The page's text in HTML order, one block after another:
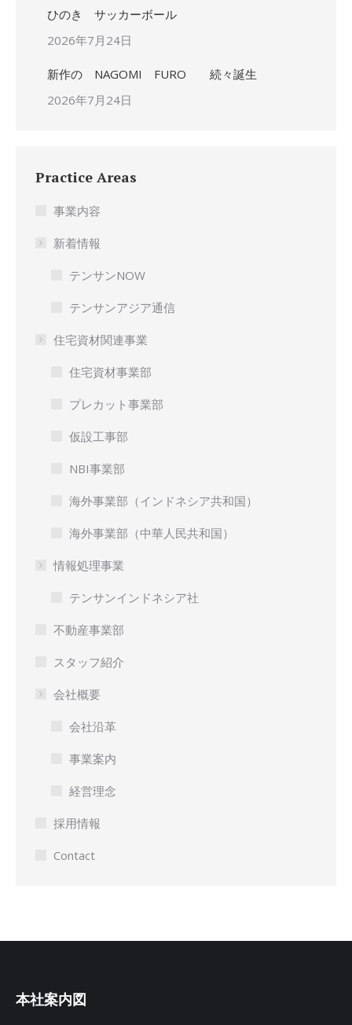
ひのき サッカーボール
2026年7月24日
新作の NAGOMI FURO 続々誕生
2026年7月24日
Practice Areas
事業内容
新着情報
テンサンNOW
テンサンアジア通信
住宅資材関連事業
住宅資材事業部
プレカット事業部
仮設工事部
NBI事業部
海外事業部（インドネシア共和国）
海外事業部（中華人民共和国）
情報処理事業
テンサンインドネシア社
不動産事業部
スタッフ紹介
会社概要
会社沿革
事業案内
経営理念
採用情報
Contact
本社案内図